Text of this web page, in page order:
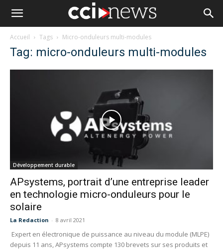
Accueil Tags Micro-onduleurs multi-modules
Tag: micro-onduleurs multi-modules
Développement durable
APsystems, portrait d’une entreprise leader
en technologie micro-onduleurs pour le
solaire
La Redaction - 8 avril 2021
Expert en électronique de puissance au niveau du module (MLPE)
depuis 11 ans, APsystems compte 130 brevets sur ses produits et